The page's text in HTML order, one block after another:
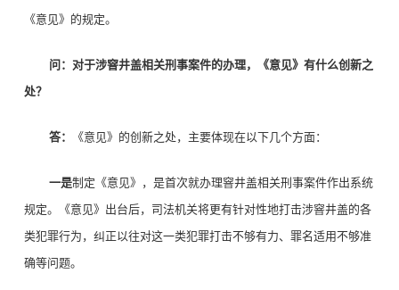
《意见》的规定。
问：对于涉窨井盖相关刑事案件的办理，《意见》有什么创新之
处？
答： 《意见》的创新之处，主要体现在以下几个方面：
一是制定《意见》，是首次就办理窨井盖相关刑事案件作出系统
规定。《意见》出台后，司法机关将更有针对性地打击涉窨井盖的各
类犯罪行为，纠正以往对这一类犯罪打击不够有力、罪名适用不够准
确等问题。